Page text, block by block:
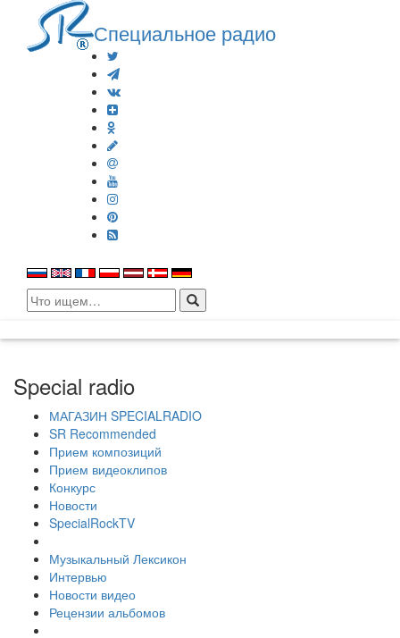
Специальное радио
Search
for:
Special radio
МАГАЗИН SPECIALRADIO
SR Recommended
Прием композиций
Прием видеоклипов
Конкурс
Новости
SpecialRockTV
Музыкальный Лексикон
Интервью
Новости видео
Рецензии альбомов